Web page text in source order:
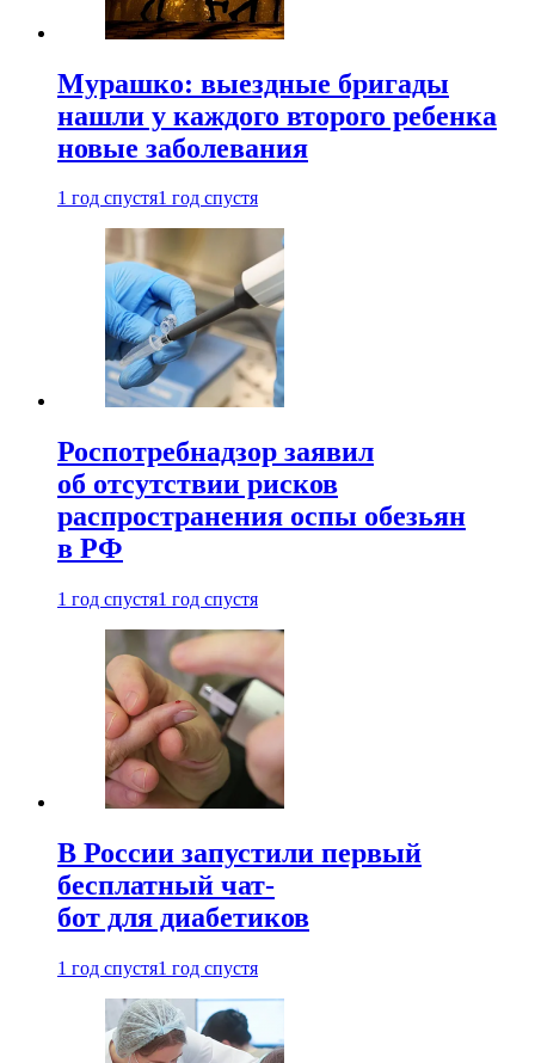
Мурашко: выездные бригады
нашли у каждого второго ребенка
новые заболевания
1 год спустя1 год спустя
Роспотребнадзор заявил
об отсутствии рисков
распространения оспы обезьян
в РФ
1 год спустя1 год спустя
В России запустили первый
бесплатный чат-
бот для диабетиков
1 год спустя1 год спустя